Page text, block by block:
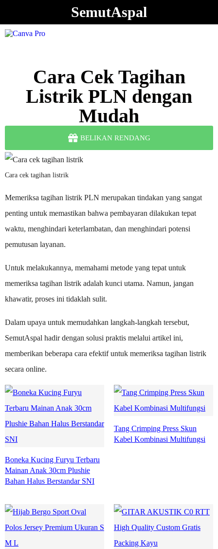
SemutAspal
Cara Cek Tagihan
Listrik PLN dengan
Mudah
BELIKAN RENDANG
Cara cek tagihan listrik
Memeriksa tagihan listrik PLN merupakan tindakan yang sangat
penting untuk memastikan bahwa pembayaran dilakukan tepat
waktu, menghindari keterlambatan, dan menghindari potensi
pemutusan layanan.
Untuk melakukannya, memahami metode yang tepat untuk
memeriksa tagihan listrik adalah kunci utama. Namun, jangan
khawatir, proses ini tidaklah sulit.
Dalam upaya untuk memudahkan langkah-langkah tersebut,
SemutAspal hadir dengan solusi praktis melalui artikel ini,
memberikan beberapa cara efektif untuk memeriksa tagihan listrik
secara online.
Boneka Kucing Furyu Terbaru
Mainan Anak 30cm Plushie
Bahan Halus Berstandar SNI
Tang Crimping Press Skun
Kabel Kombinasi Multifungsi